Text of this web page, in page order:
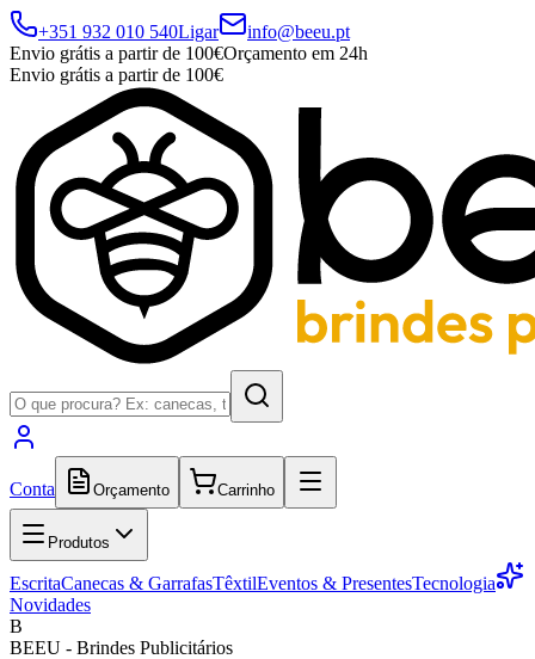
+351 932 010 540Ligar
info@beeu.pt
Envio grátis a partir de 100€Orçamento em 24h
Envio grátis a partir de 100€
Conta Orçamento Carrinho
Produtos
EscritaCanecas & GarrafasTêxtilEventos & PresentesTecnologia
Novidades
B
BEEU - Brindes Publicitários